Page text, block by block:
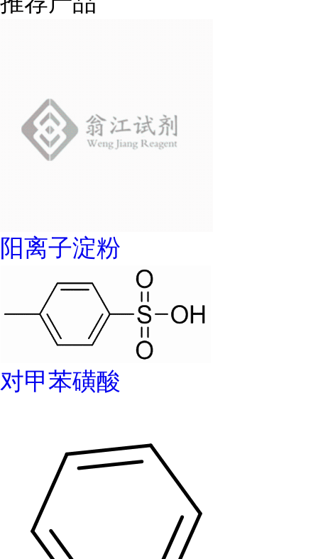
阳离子淀粉
对甲苯磺酸